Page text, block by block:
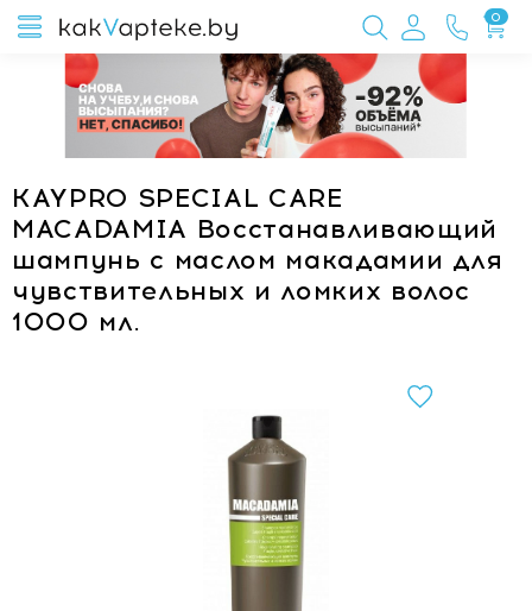
0
KAYPRO SPECIAL CARE
MACADAMIA Восстанавливающий
шампунь с маслом макадамии для
чувствительных и ломких волос
1000 мл.